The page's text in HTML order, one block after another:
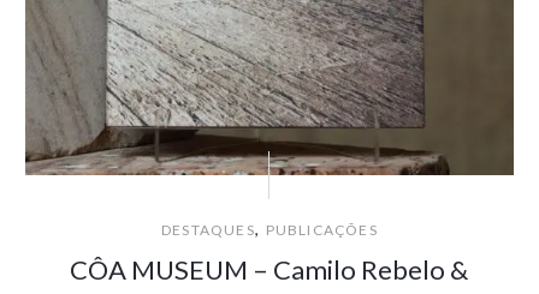
DESTAQUES, PUBLICAÇÕES
CÔA MUSEUM – Camilo Rebelo &